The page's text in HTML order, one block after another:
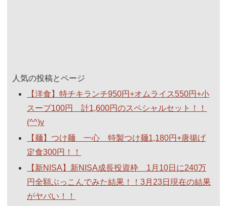
人気の投稿とページ
【洋食】特チキランチ950円+オムライス550円+小
スープ100円 計1,600円のスペシャルセット！！
(^^)v
【麺】つけ麺 一心 特製つけ麺1,180円+唐揚げ
定食300円！！
【新NISA】新NISA成長投資枠 1月10日に240万
円全額ぶっこんでみた結果！！3月23日現在の結果
がヤバい！！